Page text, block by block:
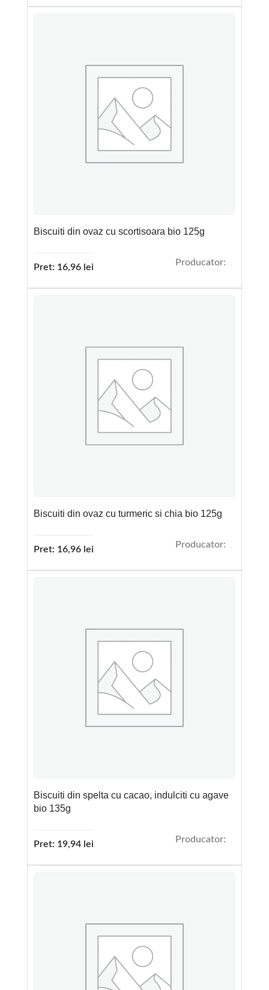
Biscuiti din ovaz cu scortisoara bio 125g
Pret: 16,96 lei Producator:
Biscuiti din ovaz cu turmeric si chia bio 125g
Pret: 16,96 lei Producator:
Biscuiti din spelta cu cacao, indulciti cu agave
bio 135g
Pret: 19,94 lei Producator: